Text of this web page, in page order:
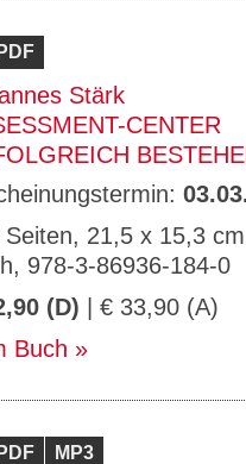
PDF
Stärk
CENTER
Seiten, 21,5 x 15,3 cm
978-3-86936-184-0
(D) | € 33,90 (A)
Buch
PDF MP3